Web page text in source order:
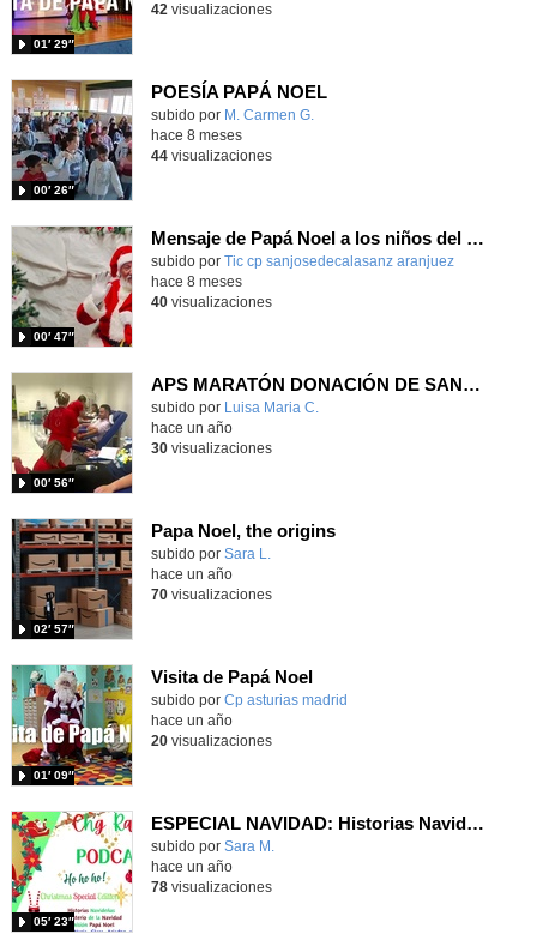
01′ 29″
42 visualizaciones
POESÍA PAPÁ NOEL
Contenido educativo.
subido por M. Carmen G.
00′ 26″
hace 8 meses
44visualizaciones
Mensaje de Papá Noel a los niños del SJC. Curso 25-26
subido por Tic cp sanjosedecalasanz aranjuez
00′ 47″
-
hace 8 meses
40visualizaciones
APS MARATÓN DONACIÓN DE SANGRE. JORNADAS EN EL HOSPITAL.
Contenido educativo.
subido por Luisa Maria C.
00′ 56″
hace un año
30visualizaciones
Papa Noel, the origins
Contenido educativo.
subido por Sara L.
02′ 57″
hace un año
70visualizaciones
Visita de Papá Noel
Contenido educativo.
subido por Cp asturias madrid
01′ 09″
hace un año
20visualizaciones
ESPECIAL NAVIDAD: Historias Navideña
Contenido educativo.
subido por Sara M.
05′ 23″
hace un año
78visualizaciones